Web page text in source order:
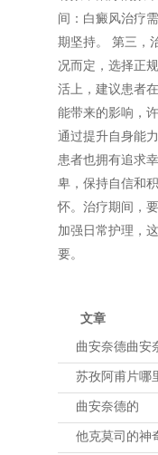
间：白癜风治疗
期坚持。 第三，
况而定，选择正
活上，建议患者
能带来的影响，
通过提升自身能
患者也拥有追求
卑，保持自信和
怀。治疗期间，
加强日常护理，
要。
文章
曲安奈德曲安
苏孜阿甫片哪
曲安奈德的
他克莫司的神